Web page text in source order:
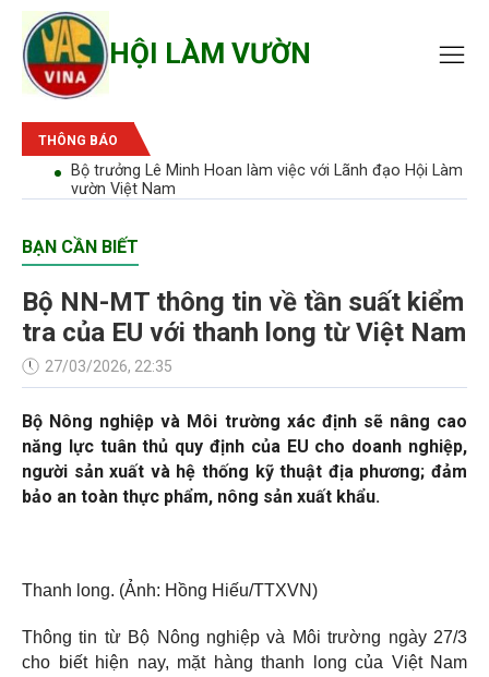
HỘI LÀM VƯỜN
THÔNG BÁO
Bộ trưởng Lê Minh Hoan làm việc với Lãnh đạo Hội Làm
vườn Việt Nam
BẠN CẦN BIẾT
Bộ NN-MT thông tin về tần suất kiểm
tra của EU với thanh long từ Việt Nam
27/03/2026, 22:35
Bộ Nông nghiệp và Môi trường xác định sẽ nâng cao
năng lực tuân thủ quy định của EU cho doanh nghiệp,
người sản xuất và hệ thống kỹ thuật địa phương; đảm
bảo an toàn thực phẩm, nông sản xuất khẩu.
Thanh long. (Ảnh: Hồng Hiếu/TTXVN)
Thông tin từ Bộ Nông nghiệp và Môi trường ngày 27/3
cho biết hiện nay, mặt hàng thanh long của Việt Nam